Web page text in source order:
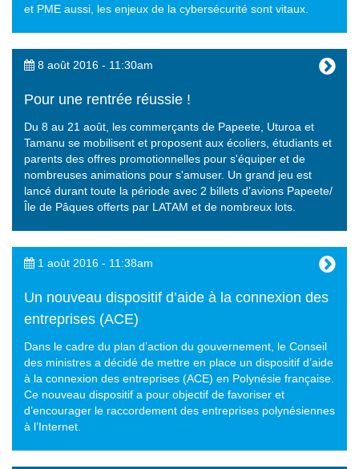
et PME aussi, les enjeux de la cybersécurité sont vitaux.
8 août 2016 - 11:30am
Pour une rentrée réussie !
Du 8 au 21 août, les commerçants de Papeete, Uturoa et
Tamanu se mobilisent et proposent aux écoliers, étudiants et
parents des offres promotionnelles pour s'équiper et de
nombreuses animations pour s'amuser. Un grand jeu est
lancé durant toute la période avec 2 billets d’avions Papeete/
Île de Pâques offerts par LATAM et de nombreux lots.
1 août 2016 - 11:38am
Un nouveau dispositif d’aide à la connexion des
entreprises (ACE)
Dans le cadre du plan d’action du gouvernement, le Conseil
des ministres a décidé de mettre en place un dispositif d’aide
à la connexion des entreprises (ACE) en Polynésie française.
Ce nouveau dispositif a pour objectif de favoriser et
d’encourager le raccordement des entreprises polynésiennes
à l’Internet.